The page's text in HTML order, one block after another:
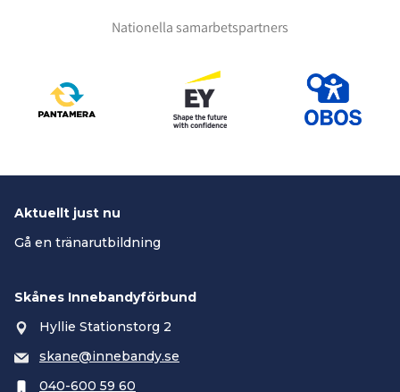
Nationella samarbetspartners
Aktuellt just nu
Gå en tränarutbildning
Skånes Innebandyförbund
Hyllie Stationstorg 2
skane@innebandy.se
040-600 59 60